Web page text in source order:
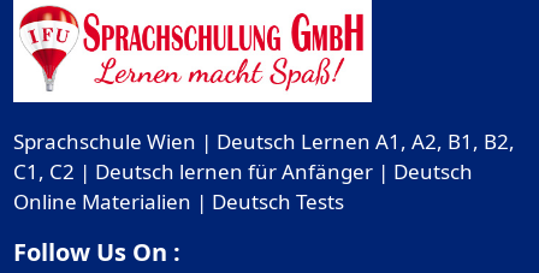
Sprachschule Wien | Deutsch Lernen A1, A2, B1, B2,
C1, C2 | Deutsch lernen für Anfänger | Deutsch
Online Materialien | Deutsch Tests
Follow Us On :